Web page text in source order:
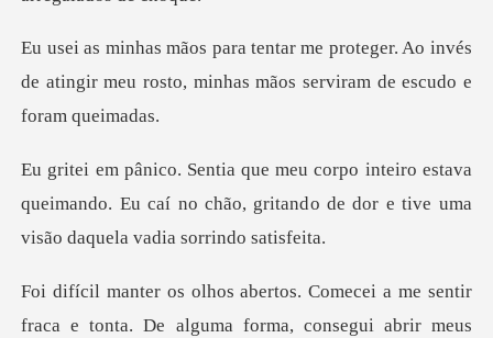
ger. Ao invés
de atingir meu rosto, minhas
estava
queimando. Eu caí no chão, gritando de dor
nta. De alguma forma, consegui abrir meus